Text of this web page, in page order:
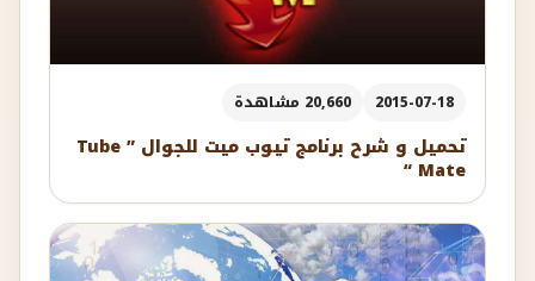
2015-07-18 20,660 مشاهدة
تحميل و شرح برنامج تيوب ميت للجوال ” Tube
Mate “